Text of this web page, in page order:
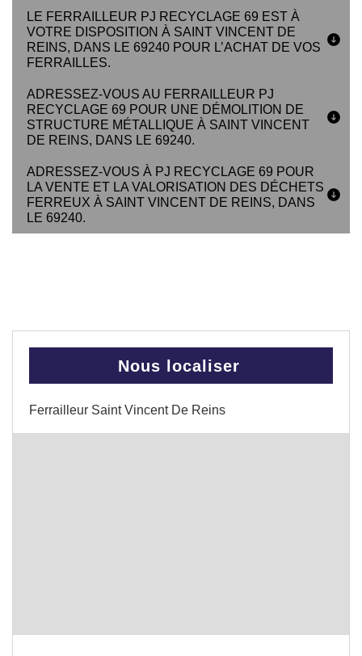
LE FERRAILLEUR PJ RECYCLAGE 69 EST À
VOTRE DISPOSITION À SAINT VINCENT DE
REINS, DANS LE 69240 POUR L’ACHAT DE VOS
FERRAILLES.
ADRESSEZ-VOUS AU FERRAILLEUR PJ
RECYCLAGE 69 POUR UNE DÉMOLITION DE
STRUCTURE MÉTALLIQUE À SAINT VINCENT
DE REINS, DANS LE 69240.
ADRESSEZ-VOUS À PJ RECYCLAGE 69 POUR
LA VENTE ET LA VALORISATION DES DÉCHETS
FERREUX À SAINT VINCENT DE REINS, DANS
LE 69240.
Nous localiser
Ferrailleur Saint Vincent De Reins